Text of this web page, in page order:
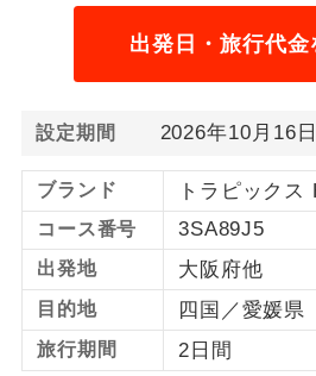
出発日・旅行代金
設定期間 2026年10月16
ブランド トラピックス
コース番号 3SA89J5
出発地 大阪府他
目的地 四国／愛媛県
旅行期間 2日間
1名様1室同代
1名様1室利用
コースです。
ご夫婦限定
す。
女性限定
女性限定でご
す。
年齢制限あり
ご参加にあた
です。
航空会社指定
利用航空会社
画にとても便利